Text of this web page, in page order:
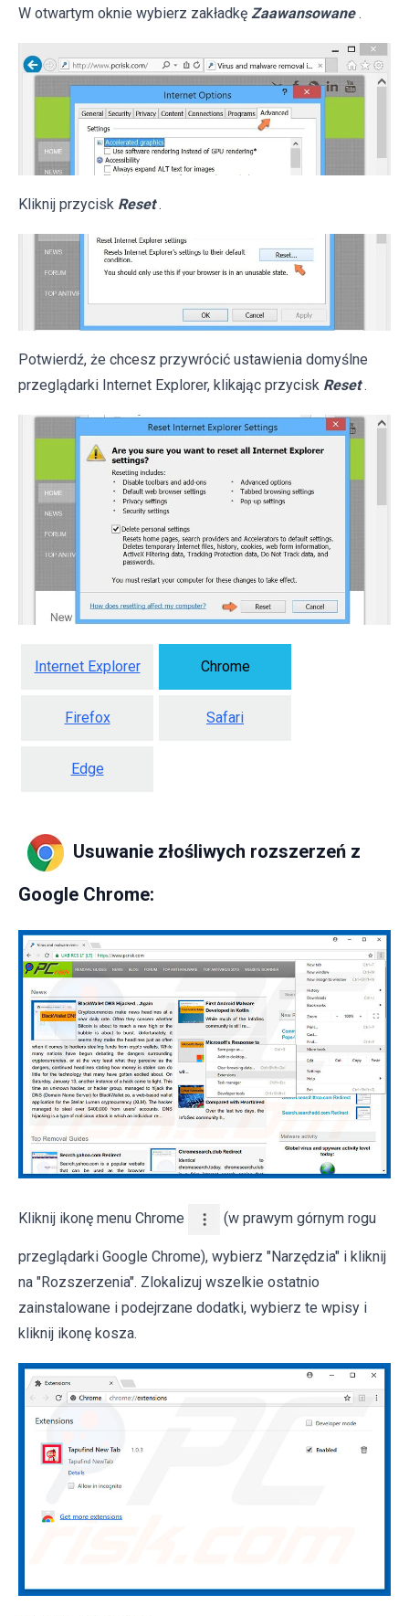
W otwartym oknie wybierz zakładkę Zaawansowane .
Kliknij przycisk Reset .
Potwierdź, że chcesz przywrócić ustawienia domyślne
przeglądarki Internet Explorer, klikając przycisk Reset .
Internet Explorer Chrome
Firefox Safari
Edge
Usuwanie złośliwych rozszerzeń z
Google Chrome:
Kliknij ikonę menu Chrome (w prawym górnym rogu
przeglądarki Google Chrome), wybierz "Narzędzia" i kliknij
na "Rozszerzenia". Zlokalizuj wszelkie ostatnio
zainstalowane i podejrzane dodatki, wybierz te wpisy i
kliknij ikonę kosza.